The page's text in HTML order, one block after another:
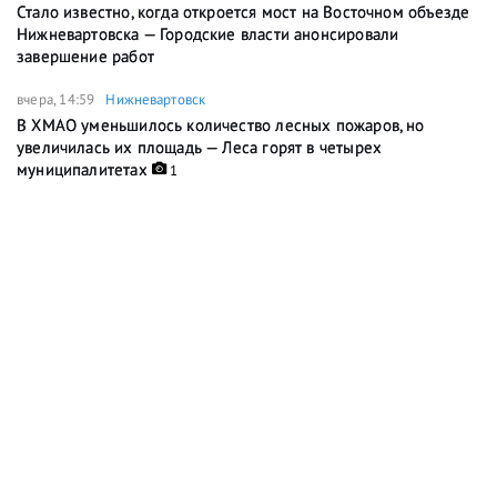
Стало известно, когда откроется мост на Восточном объезде
Нижневартовска — Городские власти анонсировали
завершение работ
вчера, 14:59 Нижневартовск
В ХМАО уменьшилось количество лесных пожаров, но
увеличилась их площадь — Леса горят в четырех
муниципалитетах
1